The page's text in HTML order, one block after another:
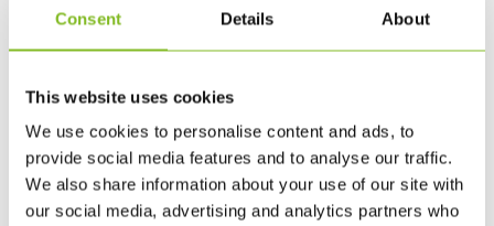
Consent Details About
This website uses cookies
We use cookies to personalise content and ads, to
provide social media features and to analyse our traffic.
We also share information about your use of our site with
our social media, advertising and analytics partners who